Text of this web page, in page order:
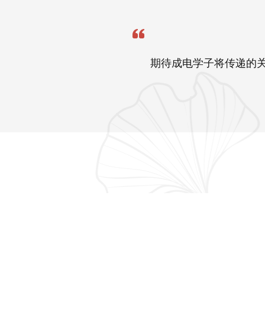
期待成电学子将传递的